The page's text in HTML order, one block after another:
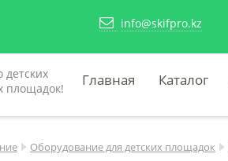
info@skifpro.kz
детских
площадок!
Главная Каталог
Оборудование для детских площадок